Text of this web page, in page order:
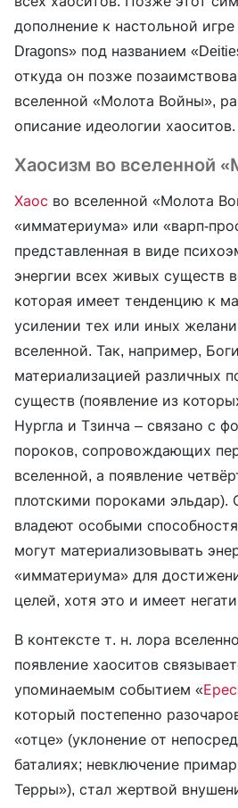
дополнение к настольной игре
Dragons» под названием
откуда он позже
вселенной «Молота Войны»,
описание идеологии хаоситов.
Хаосизм во вселенной
Хаос во вселенной «Молота
«имматериума» или «варп-
представленная в виде
энергии всех живых существ
которая имеет тенденцию к
усилении тех или иных
вселенной. Так, например,
материализацией различных
существ (появление из
Нургла и Тзинча – связано с
пороков, сопровождающих
вселенной, а появление
плотскими пороками эльдар).
владеют особыми
могут материализовывать
«имматериума» для
целей, хотя это и имеет
В контексте т. н. лора
появление хаоситов
упоминаемым событием «
который постепенно
«отце» (уклонение от
баталиях; невключение
Терры»), стал жертвой